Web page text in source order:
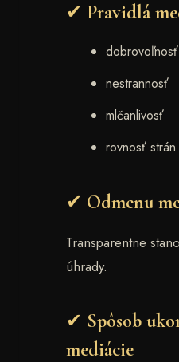
✔ Pravidlá
dobrovoľnosť
nestrannosť
mlčanlivosť
rovnosť strán
✔ Odmenu
Transparentne
úhrady.
✔ Spôsob
mediácie